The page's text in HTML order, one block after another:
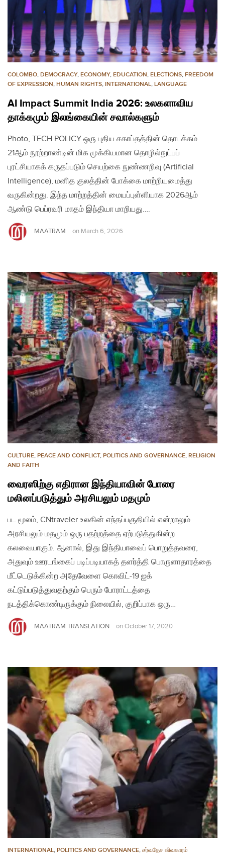
COLOMBO, DEMOCRACY, ECONOMY, EDUCATION, ELECTIONS, FREEDOM
OF EXPRESSION, HUMAN RIGHTS, INTERNATIONAL, LANGUAGE
AI Impact Summit India 2026: உலகளாவிய
தாக்கமும் இலங்கையின் சவால்களும்
Photo, TECH POLICY ஒரு புதிய சகாப்தத்தின் தொடக்கம்
21ஆம் நூற்றாண்டின் மிக முக்கியமான தொழில்நுட்பப்
புரட்சியாகக் கருதப்படும் செயற்கை நுண்ணறிவு (Artificial
Intelligence), மனித குலத்தின் போக்கை மாற்றியமைத்து
வருகின்றது. இந்த மாற்றத்தின் மையப்புள்ளியாக 2026ஆம்
ஆண்டு பெப்ரவரி மாதம் இந்தியா மாறியது….
MAATRAM on March 6, 2026
CULTURE, PEACE AND CONFLICT, POLITICS AND GOVERNANCE, RELIGION
AND FAITH
வைரஸிற்கு எதிரான இந்தியாவின் போரை
மலினப்படுத்தும் அரசியலும் மதமும்
பட மூலம், CNtraveler உலகின் எந்தப்பகுதியில் என்றாலும்
அரசியலும் மதமும் ஒரு பதற்றத்தை ஏற்படுத்துகின்ற
கலவையாகும். ஆனால், இது இந்தியாவைப் பொறுத்தவரை,
அதுவும் ஊரடங்கைப் படிப்படியாகத் தளர்த்தி பொருளாதாரத்தை
மீட்டெடுக்கின்ற அதேவேளை கொவிட்-19 ஐக்
கட்டுப்படுத்துவதற்கும் பெரும் போராட்டத்தை
நடத்திக்கொண்டிருக்கும் நிலையில், குறிப்பாக ஒரு…
MAATRAM TRANSLATION on October 17, 2020
INTERNATIONAL, POLITICS AND GOVERNANCE, சர்வதேச விவகாரம்